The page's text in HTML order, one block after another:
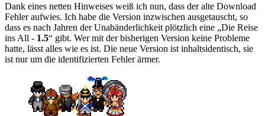
Dank eines netten Hinweises weiß ich nun, dass der alte Download
Fehler aufwies. Ich habe die Version inzwischen ausgetauscht, so
dass es nach Jahren der Unabänderlichkeit plötzlich eine „Die Reise
ins All - 1.5“ gibt. Wer mit der bisherigen Version keine Probleme
hatte, lässt alles wie es ist. Die neue Version ist inhaltsidentisch, sie
ist nur um die identifizierten Fehler ärmer.